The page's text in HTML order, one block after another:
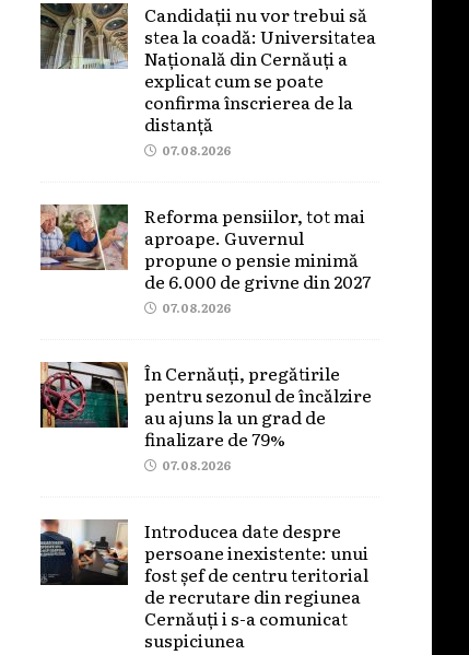
Candidații nu vor trebui să
stea la coadă: Universitatea
Națională din Cernăuți a
explicat cum se poate
confirma înscrierea de la
distanță
07.08.2026
Reforma pensiilor, tot mai
aproape. Guvernul
propune o pensie minimă
de 6.000 de grivne din 2027
07.08.2026
În Cernăuți, pregătirile
pentru sezonul de încălzire
au ajuns la un grad de
finalizare de 79%
07.08.2026
Introducea date despre
persoane inexistente: unui
fost șef de centru teritorial
de recrutare din regiunea
Cernăuți i s-a comunicat
suspiciunea